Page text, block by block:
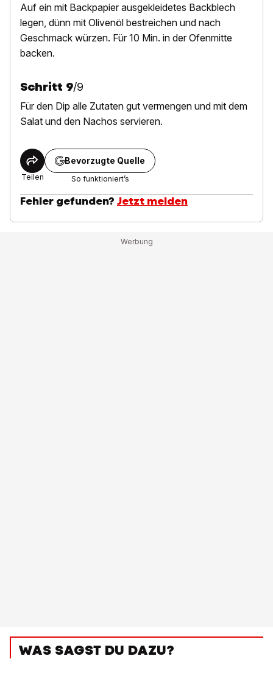
Auf ein mit Backpapier ausgekleidetes Backblech
legen, dünn mit Olivenöl bestreichen und nach
Geschmack würzen. Für 10 Min. in der Ofenmitte
backen.
Schritt 9/9
Für den Dip alle Zutaten gut vermengen und mit dem
Salat und den Nachos servieren.
Teilen
Bevorzugte Quelle
So funktioniert’s
Fehler gefunden? Jetzt melden
WAS SAGST DU DAZU?